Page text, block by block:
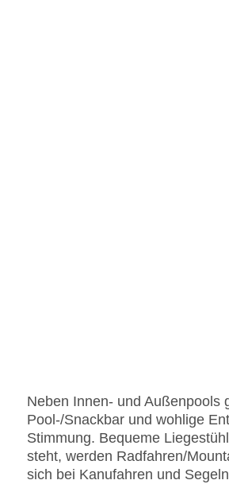
Neben Innen- und Außenpools
Pool-/Snackbar und wohlige
Stimmung. Bequeme
steht, werden Radfahren/
sich bei Kanufahren und